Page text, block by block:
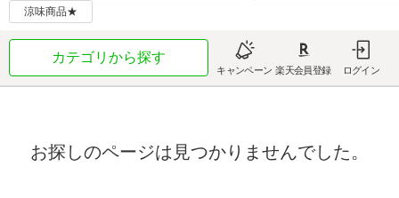
涼味商品★
カテゴリから探す
キャンペーン 楽天会員登録 ログイン
お探しのページは見つかりませんでした。